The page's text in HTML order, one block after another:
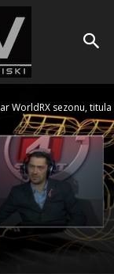
WorldRX sezonu, titula